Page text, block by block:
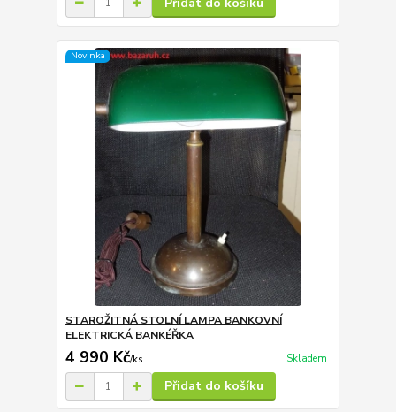
Novinka
STAROŽITNÁ STOLNÍ LAMPA BANKOVNÍ
ELEKTRICKÁ BANKÉŘKA
4 990 Kč/ks Skladem
Přidat do košíku